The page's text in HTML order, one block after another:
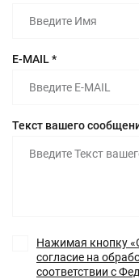
E-MAIL *
Текст вашего
Нажимая кнопку
согласие на
соответствии с